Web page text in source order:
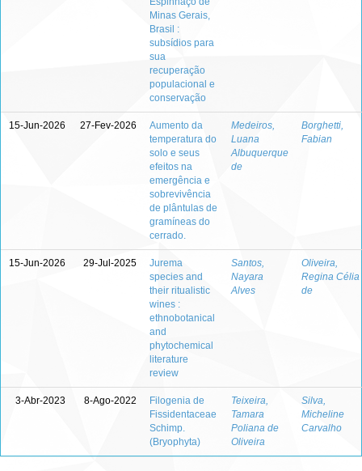
Minas Gerais,
Brasil :
subsídios para
sua
recuperação
populacional e
conservação
15-Jun-2026 27-Fev-2026
Aumento da
temperatura do
solo e seus
efeitos na
emergência e
sobrevivência
de plântulas de
gramíneas do
cerrado.
Medeiros,
Luana
Albuquerque
de
Borghetti,
Fabian
15-Jun-2026 29-Jul-2025
Jurema
species and
their ritualistic
wines :
ethnobotanical
and
phytochemical
literature
review
Santos,
Nayara
Alves
Oliveira,
Regina Célia
de
3-Abr-2023 8-Ago-2022
Filogenia de
Fissidentaceae
Schimp.
(Bryophyta)
Teixeira,
Tamara
Poliana de
Oliveira
Silva,
Micheline
Carvalho